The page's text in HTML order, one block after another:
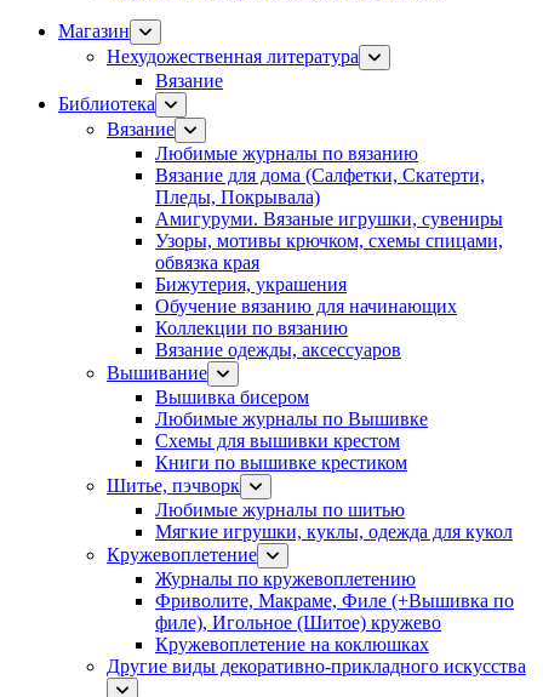
Магазин
Нехудожественная литература
Вязание
Библиотека
Вязание
Любимые журналы по вязанию
Вязание для дома (Салфетки, Скатерти,
Пледы, Покрывала)
Амигуруми. Вязаные игрушки, сувениры
Узоры, мотивы крючком, схемы спицами,
обвязка края
Бижутерия, украшения
Обучение вязанию для начинающих
Коллекции по вязанию
Вязание одежды, аксессуаров
Вышивание
Вышивка бисером
Любимые журналы по Вышивке
Схемы для вышивки крестом
Книги по вышивке крестиком
Шитье, пэчворк
Любимые журналы по шитью
Мягкие игрушки, куклы, одежда для кукол
Кружевоплетение
Журналы по кружевоплетению
Фриволите, Макраме, Филе (+Вышивка по
филе), Игольное (Шитое) кружево
Кружевоплетение на коклюшках
Другие виды декоративно-прикладного искусства